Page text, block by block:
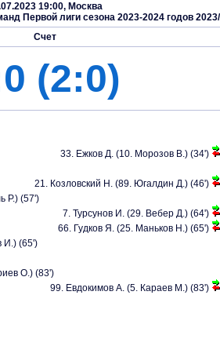
19:00, Москва
Первой лиги сезона 2023-2024 годов
Счет
(2:0)
33. Ежков Д. (10. Морозов В.) (34')
21. Козловский Н. (89. Югалдин Д.) (46')
Р.) (57')
7. Турсунов И. (29. Вебер Д.) (64')
66. Гудков Я. (25. Маньков Н.) (65')
И.) (65')
О.) (83')
99. Евдокимов А. (5. Караев М.) (83')